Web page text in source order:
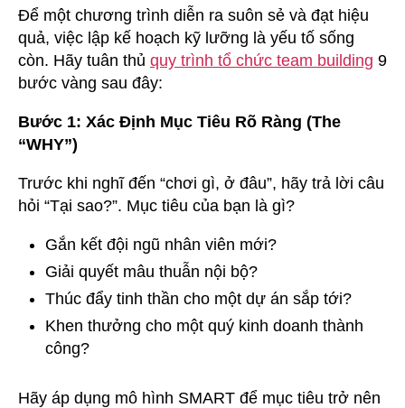
Để một chương trình diễn ra suôn sẻ và đạt hiệu
quả, việc lập kế hoạch kỹ lưỡng là yếu tố sống
còn. Hãy tuân thủ quy trình tổ chức team building 9
bước vàng sau đây:
Bước 1: Xác Định Mục Tiêu Rõ Ràng (The
“WHY”)
Trước khi nghĩ đến “chơi gì, ở đâu”, hãy trả lời câu
hỏi “Tại sao?”. Mục tiêu của bạn là gì?
Gắn kết đội ngũ nhân viên mới?
Giải quyết mâu thuẫn nội bộ?
Thúc đẩy tinh thần cho một dự án sắp tới?
Khen thưởng cho một quý kinh doanh thành
công?
Hãy áp dụng mô hình SMART để mục tiêu trở nên